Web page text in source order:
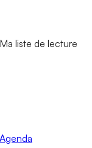
Ma liste de lecture
Agenda